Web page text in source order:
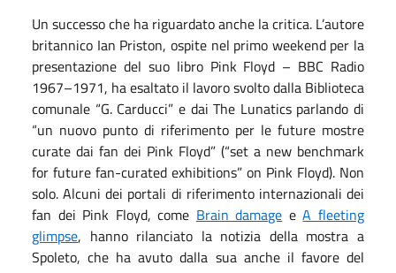
Un successo che ha riguardato anche la critica. L’autore
britannico Ian Priston, ospite nel primo weekend per la
presentazione del suo libro Pink Floyd – BBC Radio
1967–1971, ha esaltato il lavoro svolto dalla Biblioteca
comunale “G. Carducci” e dai The Lunatics parlando di
“un nuovo punto di riferimento per le future mostre
curate dai fan dei Pink Floyd” (“set a new benchmark
for future fan-curated exhibitions” on Pink Floyd). Non
solo. Alcuni dei portali di riferimento internazionali dei
fan dei Pink Floyd, come Brain damage eA fleeting
glimpse, hanno rilanciato la notizia della mostra a
Spoleto, che ha avuto dalla sua anche il favore del